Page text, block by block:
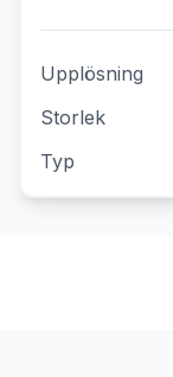
Upplösning
Storlek
Typ